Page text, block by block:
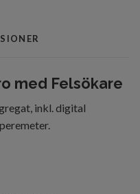
med Felsökare
inkl. digital